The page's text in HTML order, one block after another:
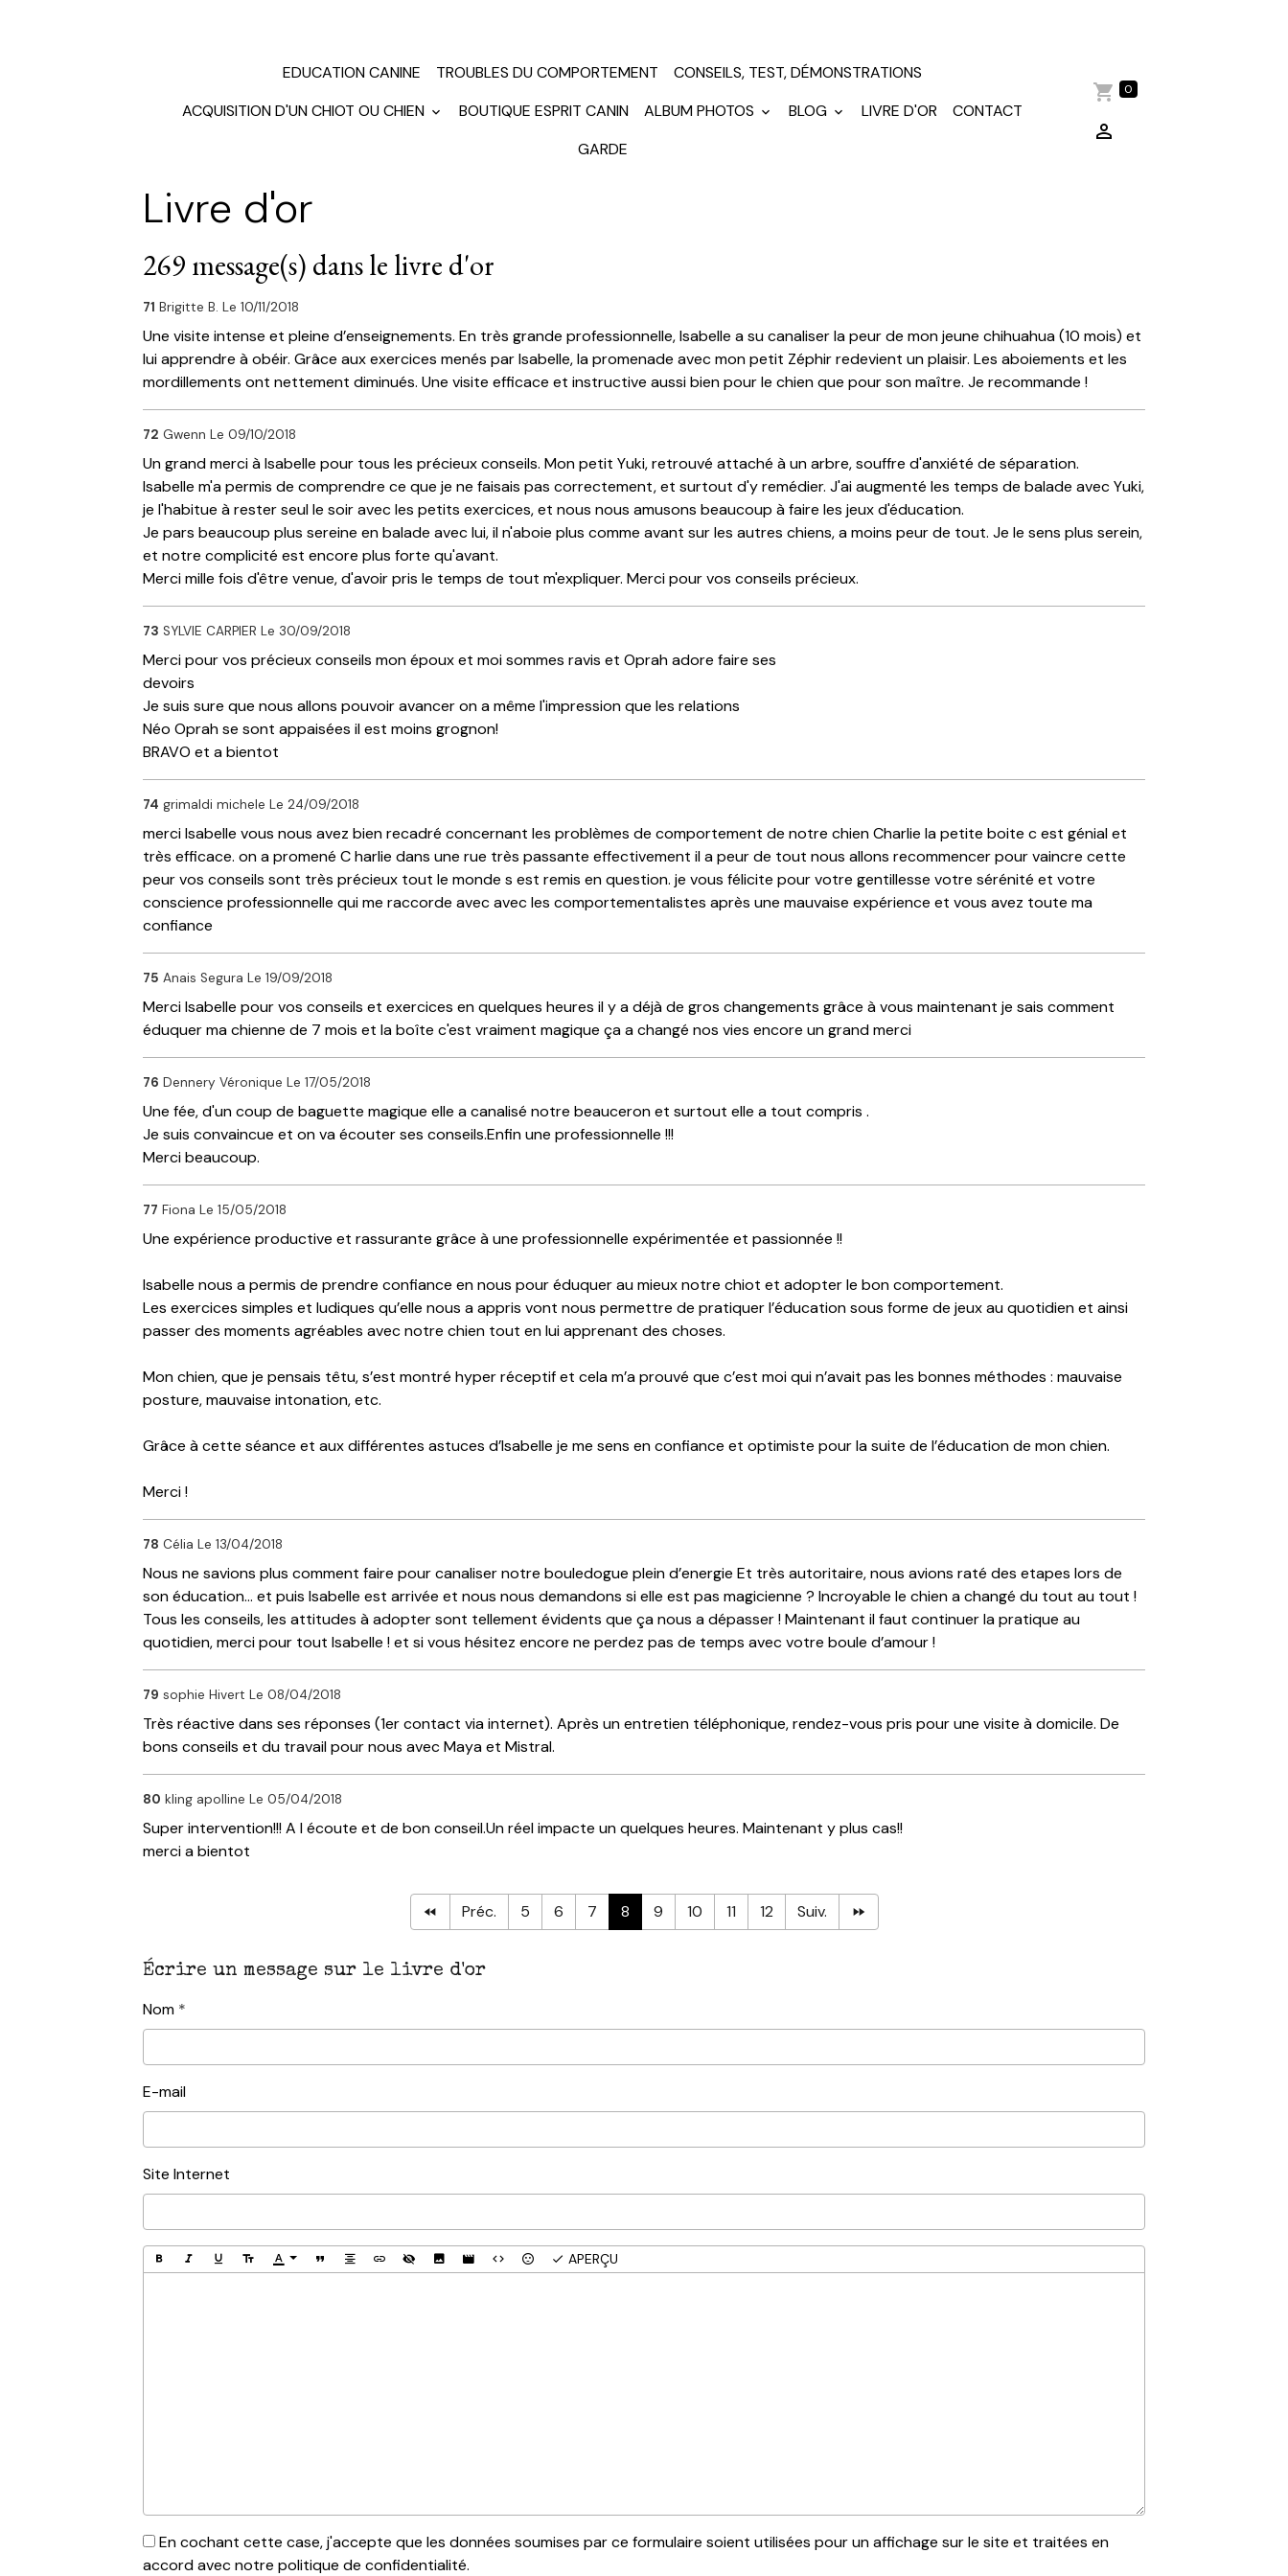
EDUCATION CANINE TROUBLES DU COMPORTEMENT
CONSEILS, TEST, DÉMONSTRATIONS
ACQUISITION D'UN CHIOT OU CHIEN
BOUTIQUE ESPRIT CANIN ALBUM PHOTOS BLOG LIVRE D'OR
CONTACT
GARDE
0
Livre d'or
269 message(s) dans le livre d'or
71 Brigitte B. Le 10/11/2018
Une visite intense et pleine d’enseignements. En très grande professionnelle, Isabelle a su canaliser la peur de mon jeune chihuahua (10 mois) et
lui apprendre à obéir. Grâce aux exercices menés par Isabelle, la promenade avec mon petit Zéphir redevient un plaisir. Les aboiements et les
mordillements ont nettement diminués. Une visite efficace et instructive aussi bien pour le chien que pour son maître. Je recommande !
72 Gwenn Le 09/10/2018
Un grand merci à Isabelle pour tous les précieux conseils. Mon petit Yuki, retrouvé attaché à un arbre, souffre d'anxiété de séparation.
Isabelle m'a permis de comprendre ce que je ne faisais pas correctement, et surtout d'y remédier. J'ai augmenté les temps de balade avec Yuki,
je l'habitue à rester seul le soir avec les petits exercices, et nous nous amusons beaucoup à faire les jeux d'éducation.
Je pars beaucoup plus sereine en balade avec lui, il n'aboie plus comme avant sur les autres chiens, a moins peur de tout. Je le sens plus serein,
et notre complicité est encore plus forte qu'avant.
Merci mille fois d'être venue, d'avoir pris le temps de tout m'expliquer. Merci pour vos conseils précieux.
73 SYLVIE CARPIER Le 30/09/2018
Merci pour vos précieux conseils mon époux et moi sommes ravis et Oprah adore faire ses
devoirs
Je suis sure que nous allons pouvoir avancer on a même l'impression que les relations
Néo Oprah se sont appaisées il est moins grognon!
BRAVO et a bientot
74 grimaldi michele Le 24/09/2018
merci Isabelle vous nous avez bien recadré concernant les problèmes de comportement de notre chien Charlie la petite boite c est génial et
très efficace. on a promené C harlie dans une rue très passante effectivement il a peur de tout nous allons recommencer pour vaincre cette
peur vos conseils sont très précieux tout le monde s est remis en question. je vous félicite pour votre gentillesse votre sérénité et votre
conscience professionnelle qui me raccorde avec avec les comportementalistes après une mauvaise expérience et vous avez toute ma
confiance
75 Anais Segura Le 19/09/2018
Merci Isabelle pour vos conseils et exercices en quelques heures il y a déjà de gros changements grâce à vous maintenant je sais comment
éduquer ma chienne de 7 mois et la boîte c'est vraiment magique ça a changé nos vies encore un grand merci
76 Dennery Véronique Le 17/05/2018
Une fée, d'un coup de baguette magique elle a canalisé notre beauceron et surtout elle a tout compris .
Je suis convaincue et on va écouter ses conseils.Enfin une professionnelle !!!
Merci beaucoup.
77 Fiona Le 15/05/2018
Une expérience productive et rassurante grâce à une professionnelle expérimentée et passionnée !!
Isabelle nous a permis de prendre confiance en nous pour éduquer au mieux notre chiot et adopter le bon comportement.
Les exercices simples et ludiques qu’elle nous a appris vont nous permettre de pratiquer l’éducation sous forme de jeux au quotidien et ainsi
passer des moments agréables avec notre chien tout en lui apprenant des choses.
Mon chien, que je pensais têtu, s’est montré hyper réceptif et cela m’a prouvé que c’est moi qui n’avait pas les bonnes méthodes : mauvaise
posture, mauvaise intonation, etc.
Grâce à cette séance et aux différentes astuces d’Isabelle je me sens en confiance et optimiste pour la suite de l’éducation de mon chien.
Merci !
78 Célia Le 13/04/2018
Nous ne savions plus comment faire pour canaliser notre bouledogue plein d’energie Et très autoritaire, nous avions raté des etapes lors de
son éducation... et puis Isabelle est arrivée et nous nous demandons si elle est pas magicienne ? Incroyable le chien a changé du tout au tout !
Tous les conseils, les attitudes à adopter sont tellement évidents que ça nous a dépasser ! Maintenant il faut continuer la pratique au
quotidien, merci pour tout Isabelle ! et si vous hésitez encore ne perdez pas de temps avec votre boule d’amour !
79 sophie Hivert Le 08/04/2018
Très réactive dans ses réponses (1er contact via internet). Après un entretien téléphonique, rendez-vous pris pour une visite à domicile. De
bons conseils et du travail pour nous avec Maya et Mistral.
80 kling apolline Le 05/04/2018
Super intervention!!! A l écoute et de bon conseil.Un réel impacte un quelques heures. Maintenant y plus cas!!
merci a bientot
Préc. 5 6 7 8 9 10 11 12 Suiv.
Écrire un message sur le livre d'or
Nom
E-mail
Site Internet
APERÇU
En cochant cette case, j'accepte que les données soumises par ce formulaire soient utilisées pour un affichage sur le site et traitées en
accord avec notre politique de confidentialité.